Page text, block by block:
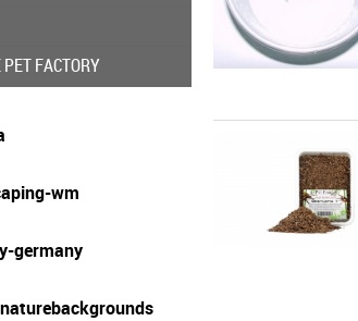
FACTORY
wm
germany